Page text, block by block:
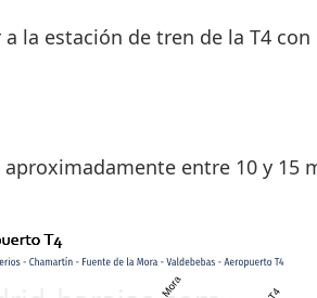
la estación de tren de la T4 con
entre 10 y 15